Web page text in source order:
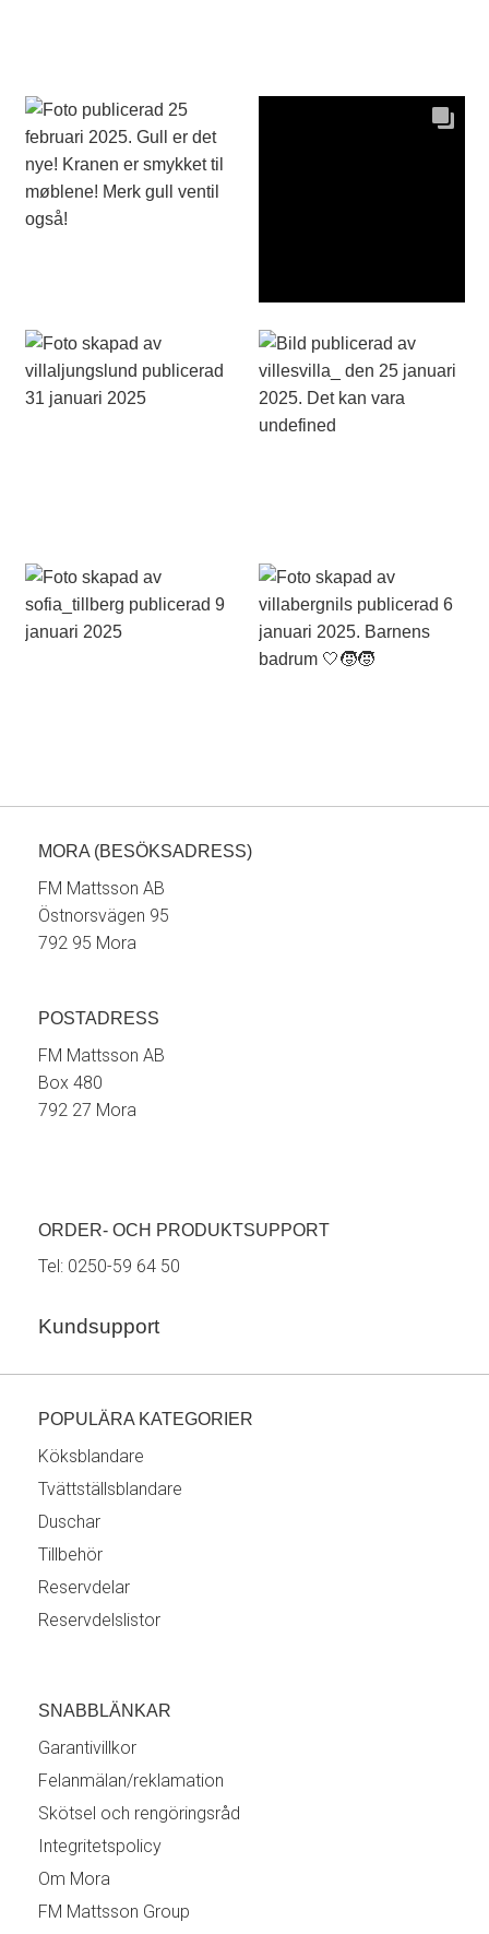
MORA (BESÖKSADRESS)
FM Mattsson AB
Östnorsvägen 95
792 95 Mora
POSTADRESS
FM Mattsson AB
Box 480
792 27 Mora
ORDER- OCH PRODUKTSUPPORT
Tel: 0250-59 64 50
Kundsupport
POPULÄRA KATEGORIER
Köksblandare
Tvättställsblandare
Duschar
Tillbehör
Reservdelar
Reservdelslistor
SNABBLÄNKAR
Garantivillkor
Felanmälan/reklamation
Skötsel och rengöringsråd
Integritetspolicy
Om Mora
FM Mattsson Group